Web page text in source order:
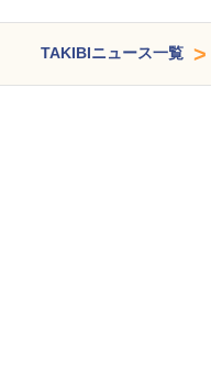
TAKIBIニュース一覧